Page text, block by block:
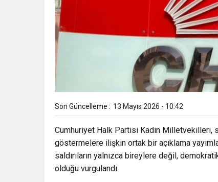
Son Güncelleme : 13 Mayıs 2026 - 10:42
Cumhuriyet Halk Partisi Kadın
göstermelere ilişkin ortak bir açıklama
saldırıların yalnızca bireylere değil,
olduğu vurgulandı.